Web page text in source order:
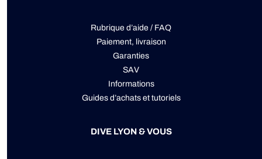
Rubrique d’aide / FAQ
Paiement, livraison
Garanties
SAV
Informations
Guides d’achats et tutoriels
DIVE LYON & VOUS